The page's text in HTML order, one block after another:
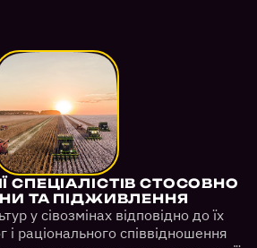
СПЕЦІАЛІСТІВ СТОСОВНО
ТА ПІДЖИВЛЕННЯ
у сівозмінах відповідно до їх
і раціонального співвідношення